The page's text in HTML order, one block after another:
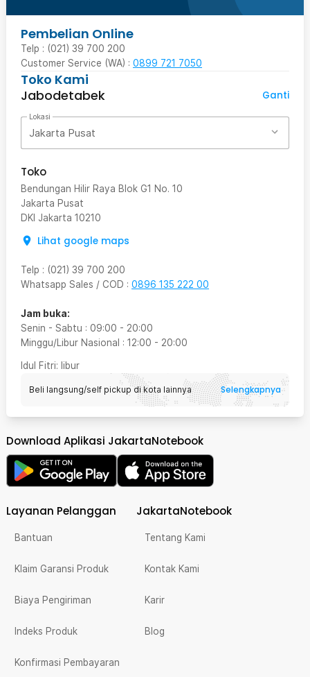
Pembelian Online
Telp : (021) 39 700 200
Customer Service (WA) : 0899 721 7050
Toko Kami
Jabodetabek
Ganti
Lokasi
Jakarta Pusat
Toko
Bendungan Hilir Raya Blok G1 No. 10
Jakarta Pusat
DKI Jakarta 10210
Lihat google maps
Telp : (021) 39 700 200
Whatsapp Sales / COD : 0896 135 222 00
Jam buka:
Senin - Sabtu : 09:00 - 20:00
Minggu/Libur Nasional : 12:00 - 20:00
Idul Fitri: libur
Beli langsung/self pickup di kota lainnya Selengkapnya
Download Aplikasi JakartaNotebook
Layanan Pelanggan
Bantuan
Klaim Garansi Produk
Biaya Pengiriman
Indeks Produk
Konfirmasi Pembayaran
JakartaNotebook
Tentang Kami
Kontak Kami
Karir
Blog